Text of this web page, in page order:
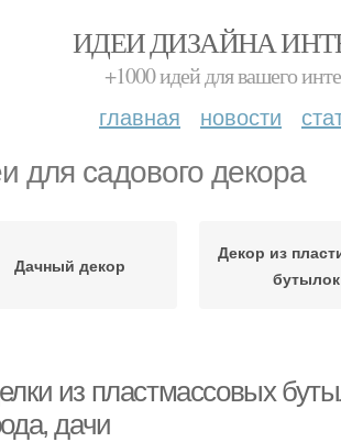
ИДЕИ ДИЗАЙНА
+1000 идей для вашего
главная новости
для садового декора
Дачный декор
Декор из
бутылок
из пластмассовых
дачи